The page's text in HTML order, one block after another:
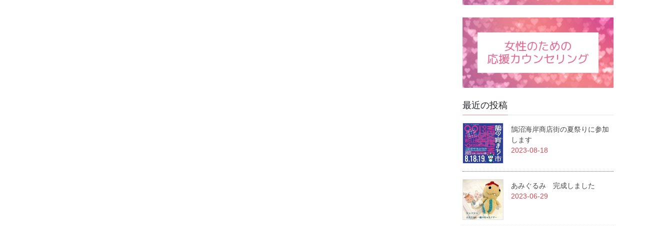
最近の投稿
鵠沼海岸商店街の夏祭りに参加
します
2023-08-18
あみぐるみ 完成しました
2023-06-29